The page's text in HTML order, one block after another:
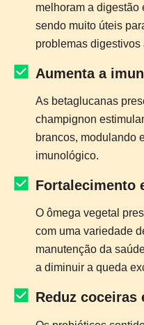
melhoram a digestão
sendo muito úteis
problemas
Aumenta a
As betaglucanas
champignon
brancos, modulando
imunológico.
Fortalecimento
O ômega vegetal
com uma variedade
manutenção da
a diminuir a queda
Reduz coceiras